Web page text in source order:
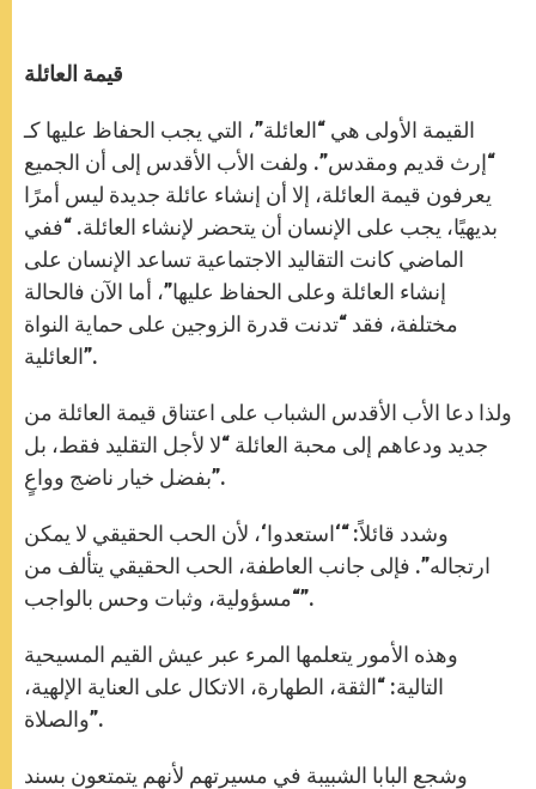
قيمة العائلة
القيمة الأولى هي “العائلة”، التي يجب الحفاظ عليها كـ
“إرث قديم ومقدس”. ولفت الأب الأقدس إلى أن الجميع
يعرفون قيمة العائلة، إلا أن إنشاء عائلة جديدة ليس أمرًا
بديهيًا، يجب على الإنسان أن يتحضر لإنشاء العائلة. “ففي
الماضي كانت التقاليد الاجتماعية تساعد الإنسان على
إنشاء العائلة وعلى الحفاظ عليها”، أما الآن فالحالة
مختلفة، فقد “تدنت قدرة الزوجين على حماية النواة
العائلية”.
ولذا دعا الأب الأقدس الشباب على اعتناق قيمة العائلة من
جديد ودعاهم إلى محبة العائلة “لا لأجل التقليد فقط، بل
بفضل خيار ناضج وواعٍ”.
وشدد قائلاً: “‘استعدوا‘، لأن الحب الحقيقي لا يمكن
ارتجاله”. فإلى جانب العاطفة، الحب الحقيقي يتألف من
“مسؤولية، وثبات وحس بالواجب”.
وهذه الأمور يتعلمها المرء عبر عيش القيم المسيحية
التالية: “الثقة، الطهارة، الاتكال على العناية الإلهية،
والصلاة”.
وشجع البابا الشبيبة في مسيرتهم لأنهم يتمتعون بسند